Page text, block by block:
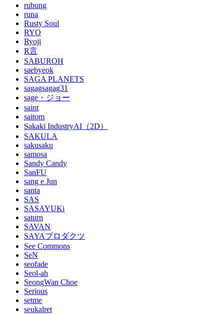
rubung
runa
Rusty Soul
RYO
Ryoji
R言
SABUROH
saebyeok
SAGA PLANETS
sagagsagag31
sage・ジョー
saint
saitom
Sakaki IndustryAI（2D）
SAKULA
sakusaku
samosa
Sandy Candy
SanFU
sang e Jun
santa
SAS
SASAYUKi
saturn
SAVAN
SAYAプロダクツ
See Commons
SeN
seofade
Seol-ah
SeongWan Choe
Serious
setme
seukalret